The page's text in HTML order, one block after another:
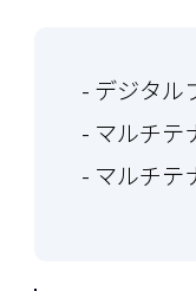
- デジタル
- マルチテ
- マルチテ